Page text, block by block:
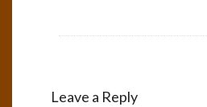
Leave a Reply